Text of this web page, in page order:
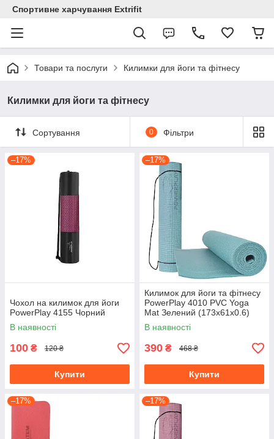
Спортивне харчування Extrifit
Товари та послуги Килимки для йоги та фітнесу
Килимки для йоги та фітнесу
Сортування 0 Фільтри
–17%
Чохол на килимок для йоги
PowerPlay 4155 Чорний
В наявності
100 ₴ 120 ₴
Купити
–17%
Килимок для йоги та фітнесу
PowerPlay 4010 PVC Yoga
Mat Зелений (173x61x0.6)
В наявності
390 ₴ 468 ₴
Купити
–17% –17%